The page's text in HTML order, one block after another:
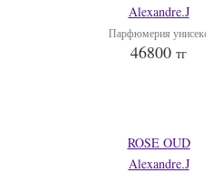
Alexandre.J
Парфюмерия
46800 тг
ROSE OUD
Alexandre.J